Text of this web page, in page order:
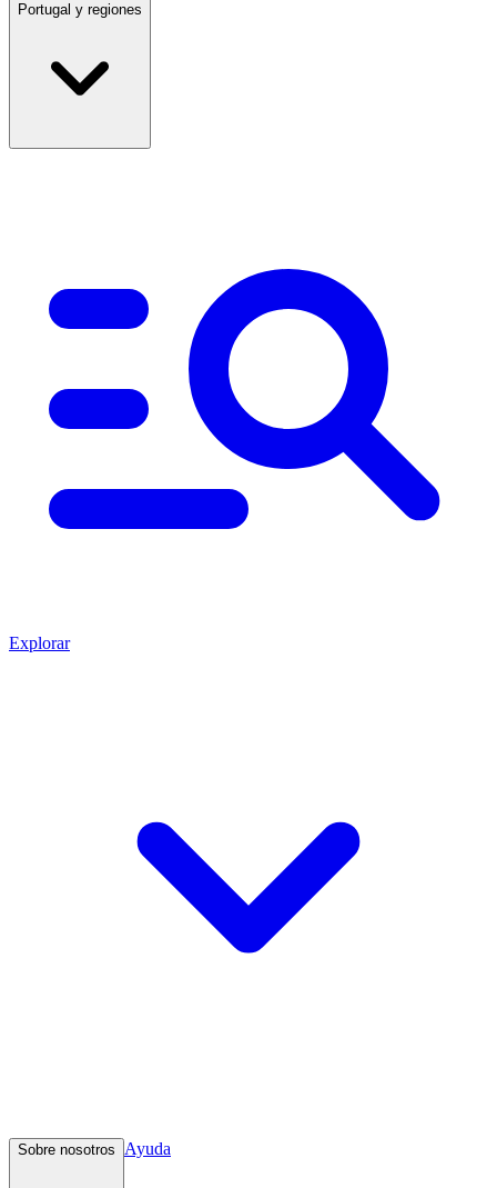
Portugal y regiones
Explorar
Sobre nosotros Ayuda